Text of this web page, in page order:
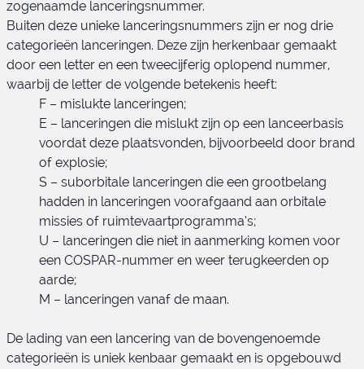
zogenaamde lanceringsnummer.
Buiten deze unieke lanceringsnummers zijn er nog drie
categorieën lanceringen. Deze zijn herkenbaar gemaakt
door een letter en een tweecijferig oplopend nummer,
waarbij de letter de volgende betekenis heeft:
F – mislukte lanceringen;
E – lanceringen die mislukt zijn op een lanceerbasis
voordat deze plaatsvonden, bijvoorbeeld door brand
of explosie;
S – suborbitale lanceringen die een grootbelang
hadden in lanceringen voorafgaand aan orbitale
missies of ruimtevaartprogramma’s;
U – lanceringen die niet in aanmerking komen voor
een COSPAR-nummer en weer terugkeerden op
aarde;
M – lanceringen vanaf de maan.
De lading van een lancering van de bovengenoemde
categorieën is uniek kenbaar gemaakt en is opgebouwd